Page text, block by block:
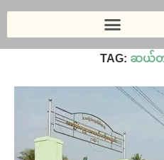
ဆယ်တန်းစာမေးပွဲ
TAG: ဆယ်တ